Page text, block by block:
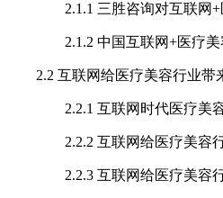
2.1.1 三胜咨询对互联网+医
2.1.2 中国互联网+医疗美容
2.2 互联网给医疗美容行业带
2.2.1 互联网时代医疗美容
2.2.2 互联网给医疗美容行
2.2.3 互联网给医疗美容行